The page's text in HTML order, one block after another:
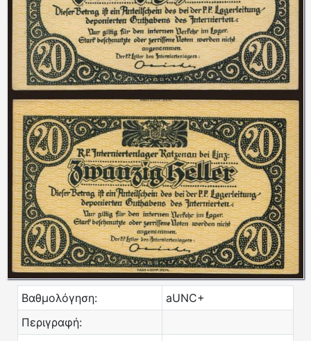
Βαθμολόγηση:
aUNC+
Περιγραφή: